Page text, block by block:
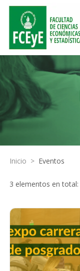
Inicio > Eventos
3 elementos en total: